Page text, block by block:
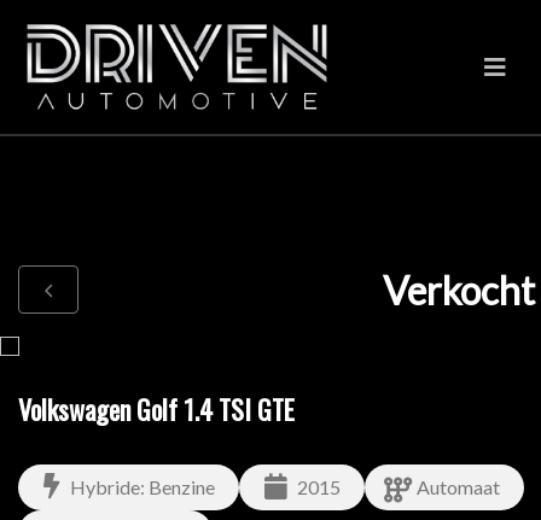
Verkocht
Volkswagen Golf 1.4 TSI GTE
Hybride: Benzine 2015
Automaat